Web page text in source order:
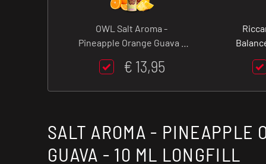
OWL Salt Aroma -
Pineapple Orange Guava -
10 ml Longfill
€ 13,95
SALT AROMA - PINEAPPLE
GUAVA - 10 ML LONGFILL